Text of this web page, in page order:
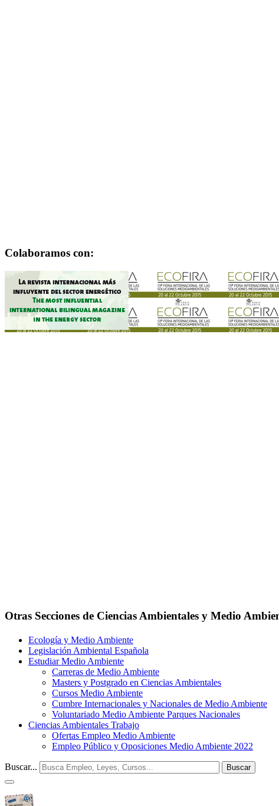
Colaboramos con:
Otras Secciones de Ciencias Ambientales y Medio
Ecología y Medio Ambiente
Legislación Ambiental Española
Estudiar Medio Ambiente
Carreras de Medio Ambiente
Masters y Postgrado en Ciencias Ambientales
Cursos Medio Ambiente
Cumbre Internacionales y Nacionales de Medio Ambiente
Voluntariado Medio Ambiente Parques Nacionales
Ciencias Ambientales Trabajo
Ofertas Empleo Medio Ambiente
Empleo Público y Oposiciones Medio Ambiente 2022
Buscar... Buscar